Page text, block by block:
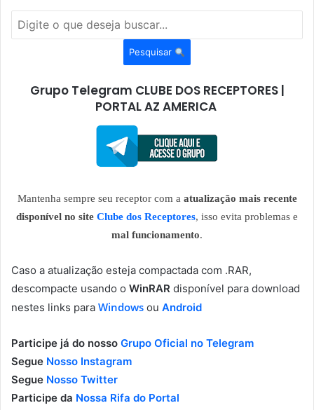
Pesquisar
Grupo Telegram CLUBE DOS RECEPTORES |
PORTAL AZ AMERICA
Mantenha sempre seu receptor com a atualização mais recente
disponível no site Clube dos Receptores, isso evita problemas e
mal funcionamento.
Caso a atualização esteja compactada com .RAR,
descompacte usando o WinRAR disponível para download
nestes links para Windows ou Android
Participe já do nosso Grupo Oficial no Telegram
Segue Nosso Instagram
Segue Nosso Twitter
Participe da Nossa Rifa do Portal